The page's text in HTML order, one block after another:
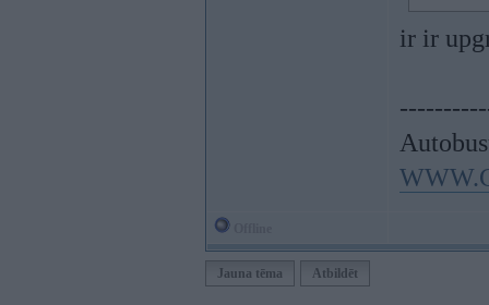
ir ir
Jauna tēma Atbildēt